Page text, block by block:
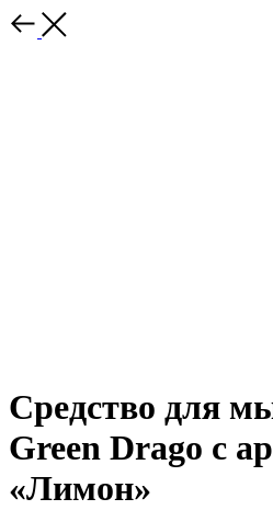
Средство для
Green Drago с
«Лимон»